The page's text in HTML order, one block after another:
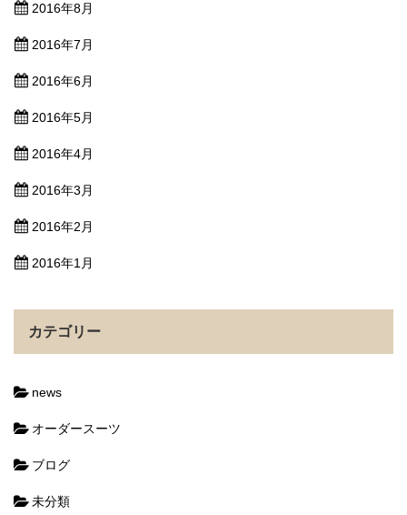
2016年8月
2016年7月
2016年6月
2016年5月
2016年4月
2016年3月
2016年2月
2016年1月
カテゴリー
news
オーダースーツ
ブログ
未分類